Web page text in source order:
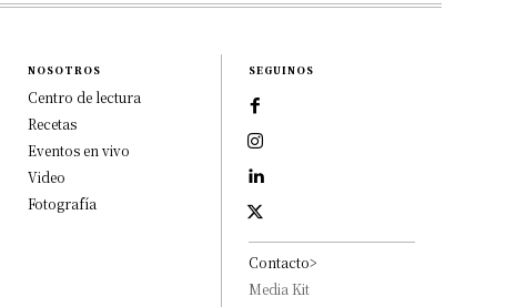
NOSOTROS
Centro de lectura
Recetas
Eventos en vivo
Video
Fotografía
SEGUINOS
Contacto>
Media Kit